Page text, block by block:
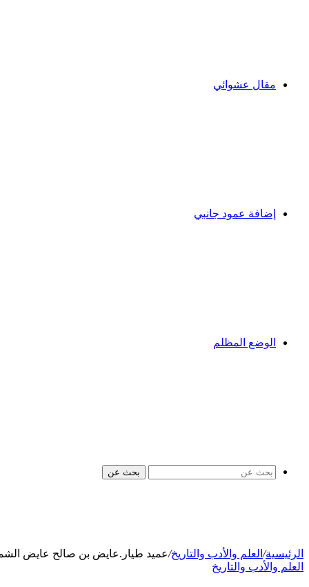
مقال عشوائي
إضافة عمود جانبي
الوضع المظلم
بحث عن
الرئيسية/ العلم والأدب والتاريخ/عميد طيار.عايض بن صالح عايض
العلم والأدب والتاريخ